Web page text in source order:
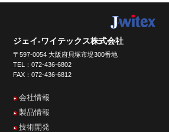
ジェイ-ワイテックス株式会社
〒597-0054 大阪府貝塚市堤300番地
TEL：072-436-6802
FAX：072-436-6812
会社情報
製品情報
技術開発